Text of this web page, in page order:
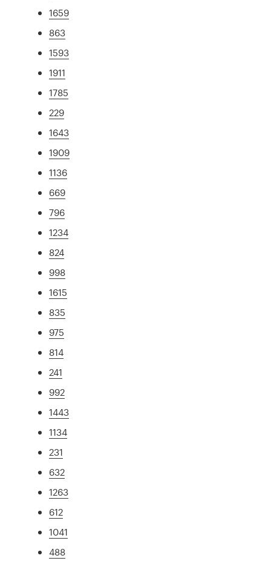
1659
863
1593
1911
1785
229
1643
1909
1136
669
796
1234
824
998
1615
835
975
814
241
992
1443
1134
231
632
1263
612
1041
488